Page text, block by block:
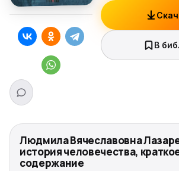
В
Людмила Вячеславовна
история человечества,
содержание